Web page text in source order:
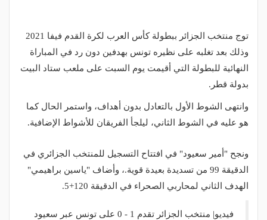
توج منتخب الجزائر ببطولة كأس العرب لكرة القدم فيفا 2021
وذلك بعد تغلبه على نظيره تونس بهدفين دون رد في المباراة
النهائية للبطولة التي أقيمت يوم السبت على ملعب ستاد البيت
بدولة قطر.
وانتهى الشوط الأول بالتعادل بدون أهداف، واستمر الحال كما
هو عليه في الشوط الثاني، ليلجأ الفريقان للأشواط الإضافية.
ونجح "أمير سعيود" في افتتاح التسجيل للمنتخب الجزائري في
الدقيقة 99 من تسديدة بعيدة قوية.، وأضاف "ياسين براهيمي"
الهدف الثاني لمحاربي الصحراء في الدقيقة 120+5.
فيديو| منتخب الجزائر تقدم 1 - 0 على تونس عبر سعيود